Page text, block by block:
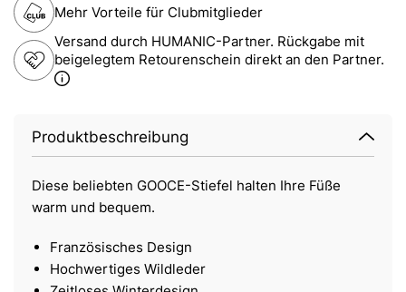
Mehr Vorteile für Clubmitglieder
Versand durch HUMANIC-Partner. Rückgabe mit
beigelegtem Retourenschein direkt an den Partner.
Produktbeschreibung
Diese beliebten GOOCE-Stiefel halten Ihre Füße
warm und bequem.
Französisches Design
Hochwertiges Wildleder